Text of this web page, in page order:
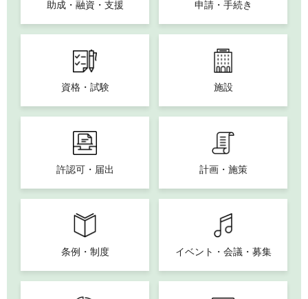
助成・融資・支援 申請・手続き
資格・試験 施設
許認可・届出 計画・施策
条例・制度 イベント・会議・募集